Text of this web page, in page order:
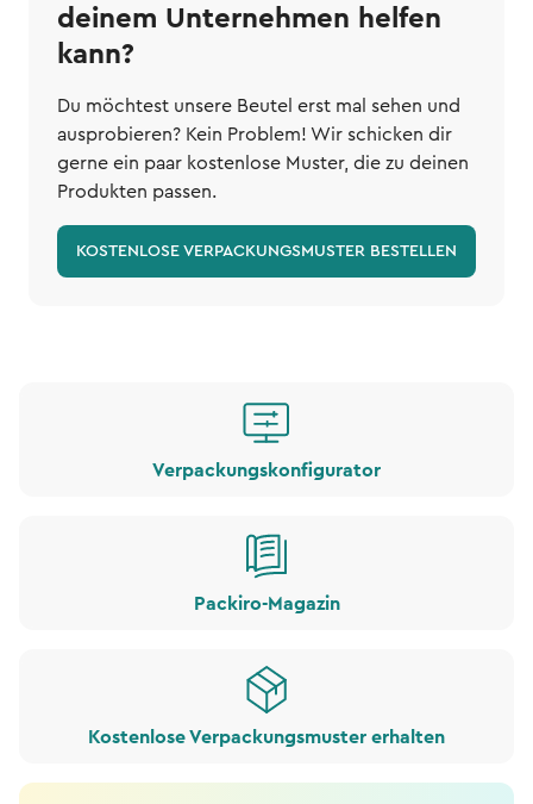
deinem Unternehmen helfen
kann?
Du möchtest unsere Beutel erst mal sehen und
ausprobieren? Kein Problem! Wir schicken dir
gerne ein paar kostenlose Muster, die zu deinen
Produkten passen.
KOSTENLOSE VERPACKUNGSMUSTER BESTELLEN
Verpackungskonfigurator
Packiro-Magazin
Kostenlose Verpackungsmuster erhalten